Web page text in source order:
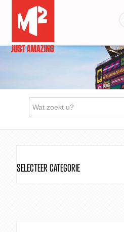
PRODUCTEN
RETAIL PROJECTEN
CONTACT
SELECTEER CATEGORIE